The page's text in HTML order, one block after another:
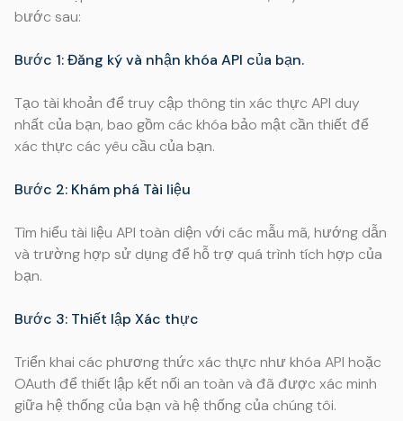
bước sau:
Bước 1: Đăng ký và nhận khóa API của bạn.
Tạo tài khoản để truy cập thông tin xác thực API duy
nhất của bạn, bao gồm các khóa bảo mật cần thiết để
xác thực các yêu cầu của bạn.
Bước 2: Khám phá Tài liệu
Tìm hiểu tài liệu API toàn diện với các mẫu mã, hướng dẫn
và trường hợp sử dụng để hỗ trợ quá trình tích hợp của
bạn.
Bước 3: Thiết lập Xác thực
Triển khai các phương thức xác thực như khóa API hoặc
OAuth để thiết lập kết nối an toàn và đã được xác minh
giữa hệ thống của bạn và hệ thống của chúng tôi.